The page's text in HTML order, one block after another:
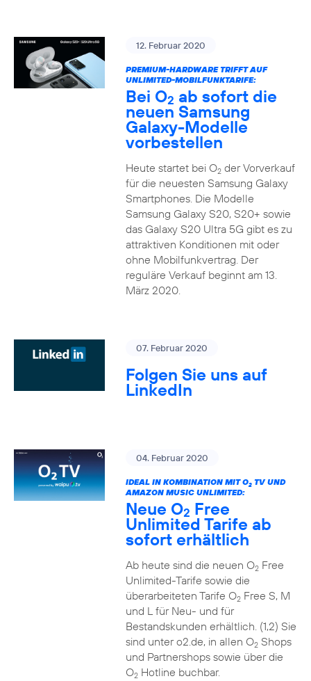
12. Februar 2020
PREMIUM-HARDWARE TRIFFT AUF
UNLIMITED-MOBILFUNKTARIFE:
Bei O2 ab sofort die
neuen Samsung
Galaxy-Modelle
vorbestellen
Heute startet bei O2der Vorverkauf
für die neuesten Samsung Galaxy
Smartphones. Die Modelle
Samsung Galaxy S20, S20+ sowie
das Galaxy S20 Ultra 5G gibt es zu
attraktiven Konditionen mit oder
ohne Mobilfunkvertrag. Der
reguläre Verkauf beginnt am 13.
März 2020.
07. Februar 2020
Folgen Sie uns auf
LinkedIn
04. Februar 2020
IDEAL IN KOMBINATION MIT O2TV UND
AMAZON MUSIC UNLIMITED:
Neue O2 Free
Unlimited Tarife ab
sofort erhältlich
Ab heute sind die neuen O2Free
Unlimited-Tarife sowie die
überarbeiteten Tarife O2Free S, M
und L für Neu- und für
Bestandskunden erhältlich. (1,2) Sie
sind unter o2.de, in allen O2Shops
und Partnershops sowie über die
O2Hotline buchbar.